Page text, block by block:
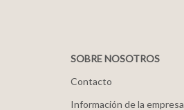
SOBRE NOSOTROS
Contacto
Información de la empresa